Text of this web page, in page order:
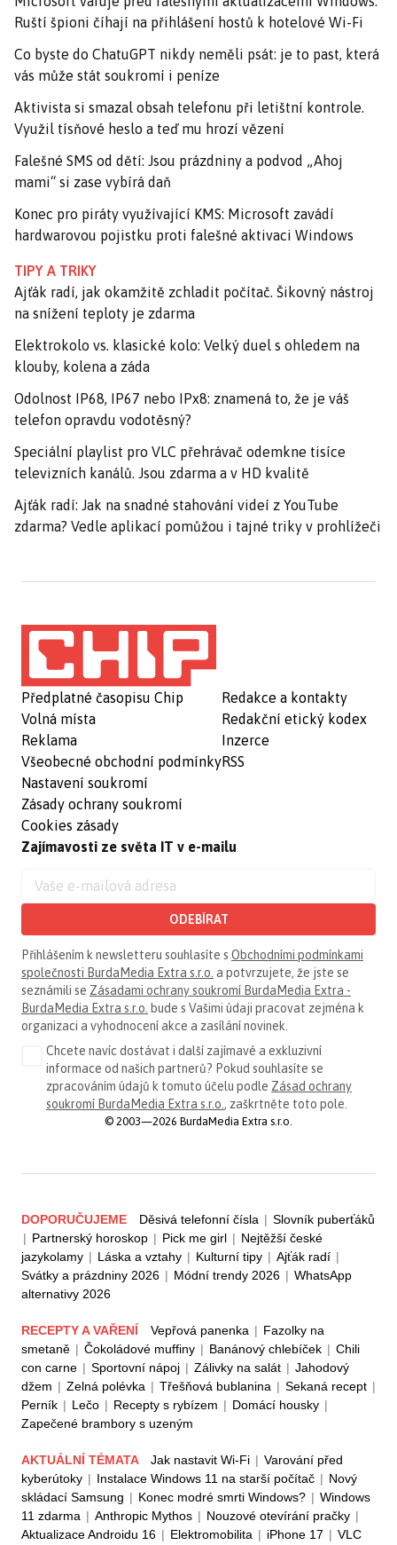
Ruští špioni číhají na přihlášení hostů k hotelové Wi-Fi
Co byste do ChatuGPT nikdy neměli psát: je to past, která
vás může stát soukromí i peníze
Aktivista si smazal obsah telefonu při letištní kontrole.
Využil tísňové heslo a teď mu hrozí vězení
Falešné SMS od dětí: Jsou prázdniny a podvod „Ahoj
mami“ si zase vybírá daň
Konec pro piráty využívající KMS: Microsoft zavádí
hardwarovou pojistku proti falešné aktivaci Windows
TIPY A TRIKY
Ajťák radí, jak okamžitě zchladit počítač. Šikovný nástroj
na snížení teploty je zdarma
Elektrokolo vs. klasické kolo: Velký duel s ohledem na
klouby, kolena a záda
Odolnost IP68, IP67 nebo IPx8: znamená to, že je váš
telefon opravdu vodotěsný?
Speciální playlist pro VLC přehrávač odemkne tisíce
televizních kanálů. Jsou zdarma a v HD kvalitě
Ajťák radí: Jak na snadné stahování videí z YouTube
zdarma? Vedle aplikací pomůžou i tajné triky v prohlížeči
Předplatné časopisu Chip
Volná místa
Reklama
Všeobecné obchodní podmínky
Nastavení soukromí
Zásady ochrany soukromí
Cookies zásady
Redakce a kontakty
Redakční etický kodex
Inzerce
RSS
Zajímavosti ze světa IT v e-mailu
ODEBÍRAT
Přihlášením k newsletteru souhlasíte s Obchodními podmínkami
společnosti BurdaMedia Extra s.r.o. a potvrzujete, že jste se
seznámili se Zásadami ochrany soukromí BurdaMedia Extra -
BurdaMedia Extra s.r.o. bude s Vašimi údaji pracovat zejména k
organizaci a vyhodnocení akce a zasílání novinek.
Chcete navíc dostávat i další zajímavé a exkluzivní
informace od našich partnerů? Pokud souhlasíte se
zpracováním údajů k tomuto účelu podle Zásad ochrany
soukromí BurdaMedia Extra s.r.o., zaškrtněte toto pole.
© 2003—2026 BurdaMedia Extra s.r.o.
DOPORUČUJEME Děsivá telefonní čísla | Slovník puberťáků
| Partnerský horoskop | Pick me girl | Nejtěžší české
jazykolamy | Láska a vztahy | Kulturní tipy | Ajťák radí |
Svátky a prázdniny 2026 | Módní trendy 2026 | WhatsApp
alternativy 2026
RECEPTY A VAŘENÍ Vepřová panenka | Fazolky na
smetaně | Čokoládové muffiny | Banánový chlebíček | Chili
con carne | Sportovní nápoj | Zálivky na salát | Jahodový
džem | Zelná polévka | Třešňová bublanina | Sekaná recept |
Perník | Lečo | Recepty s rybízem | Domácí housky |
Zapečené brambory s uzeným
AKTUÁLNÍ TÉMATA Jak nastavit Wi-Fi | Varování před
kyberútoky | Instalace Windows 11 na starší počítač | Nový
skládací Samsung | Konec modré smrti Windows? | Windows
11 zdarma | Anthropic Mythos | Nouzové otevírání pračky |
Aktualizace Androidu 16 | Elektromobilita | iPhone 17 | VLC